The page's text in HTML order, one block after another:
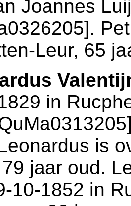
Joannes
Leur, 65
in
is
jaar oud.
10-1852 in